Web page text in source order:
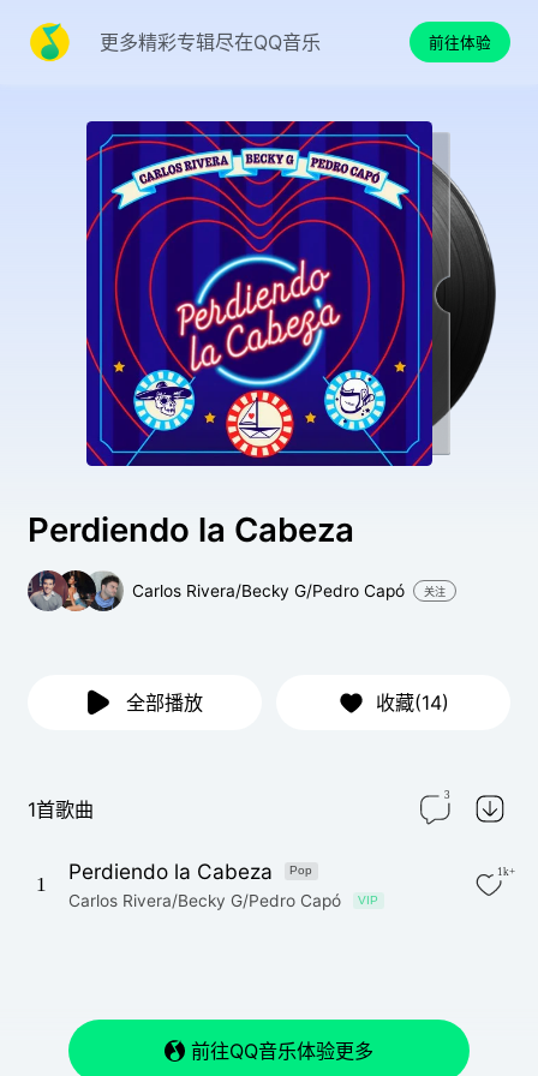
更多精彩专辑尽在QQ音乐 前往体验
Perdiendo la Cabeza
Carlos Rivera/Becky G/Pedro Capó 关注
全部播放 收藏(14)
1首歌曲
3
1
Perdiendo la Cabeza Pop
Carlos Rivera/Becky G/Pedro Capó VIP
1k+
前往QQ音乐体验更多